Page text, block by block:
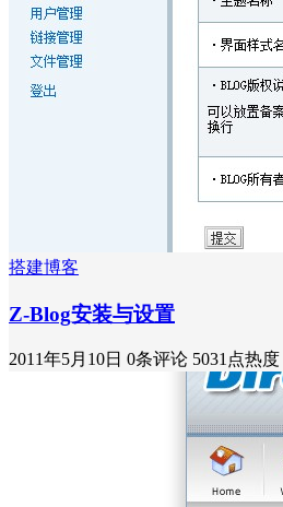
搭建博客
Z-Blog安装与设置
2011年5月10日 0条评论 5031点热度